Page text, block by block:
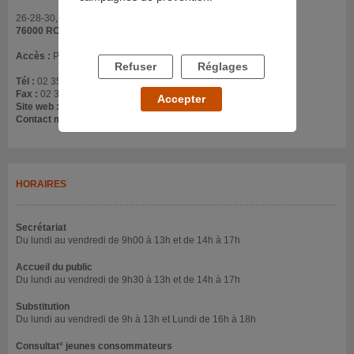
26-28-30, rue de la Tour de Beurre
76000 ROUEN
Accès : Près de la place de la cathédrale
Tél : 02 35 89 91 84
Fax : 02 35 89 13 03
Site web :
www.laboussole.asso.fr/
Contact mail :
HORAIRES
Secrétariat
Du lundi au vendredi de 9h00 à 13h et de 14h à 17h
Accueil du public
Du lundi au vendredi de 9h30 à 13h et de 14h à 17h
Substitution
Du lundi au vendredi de 9h à 13h et Lundi de 16h à 18h
Consultat° jeunes consommateurs
Refuser Réglages
Accepter